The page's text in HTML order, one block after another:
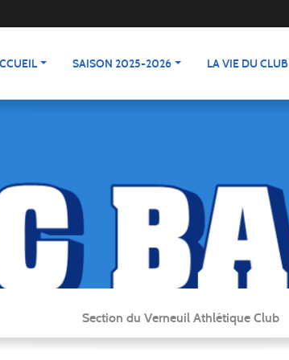
SAISON 2025-2026 LA VIE DU CLUB
Section du Verneuil Athlétique Club